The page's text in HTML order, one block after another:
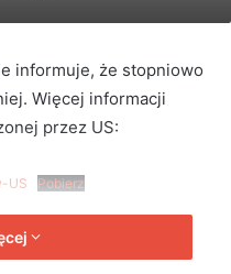
informuje, że stopniowo
Więcej informacji
przez US:
US Pobierz